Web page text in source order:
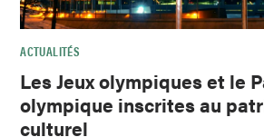
ACTUALITÉS
Les Jeux olympiques et le
olympique inscrites au
culturel